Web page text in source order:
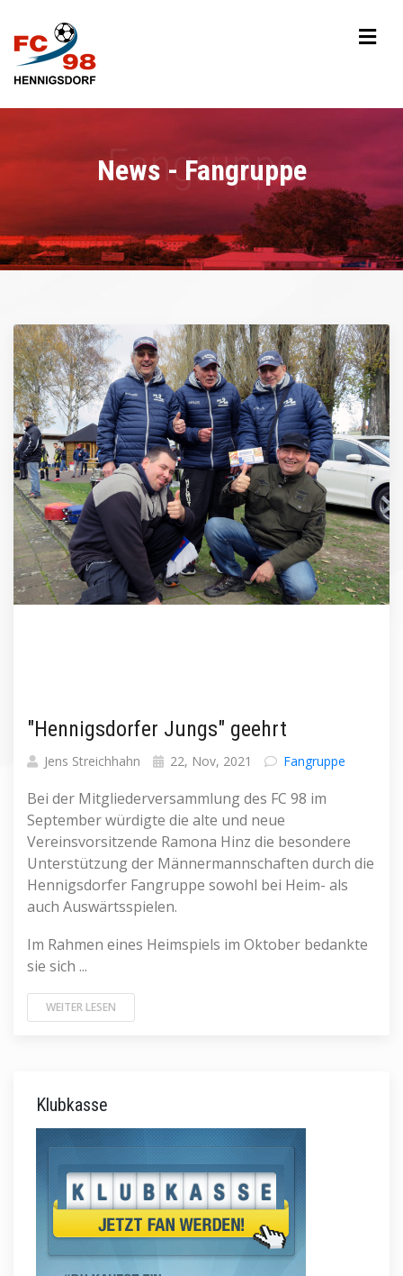
News - Fangruppe
"Hennigsdorfer Jungs" geehrt
Jens Streichhahn 22, Nov, 2021 Fangruppe
Bei der Mitgliederversammlung des FC 98 im
September würdigte die alte und neue
Vereinsvorsitzende Ramona Hinz die besondere
Unterstützung der Männermannschaften durch die
Hennigsdorfer Fangruppe sowohl bei Heim- als
auch Auswärtsspielen.
Im Rahmen eines Heimspiels im Oktober bedankte
sie sich ...
WEITER LESEN
Klubkasse